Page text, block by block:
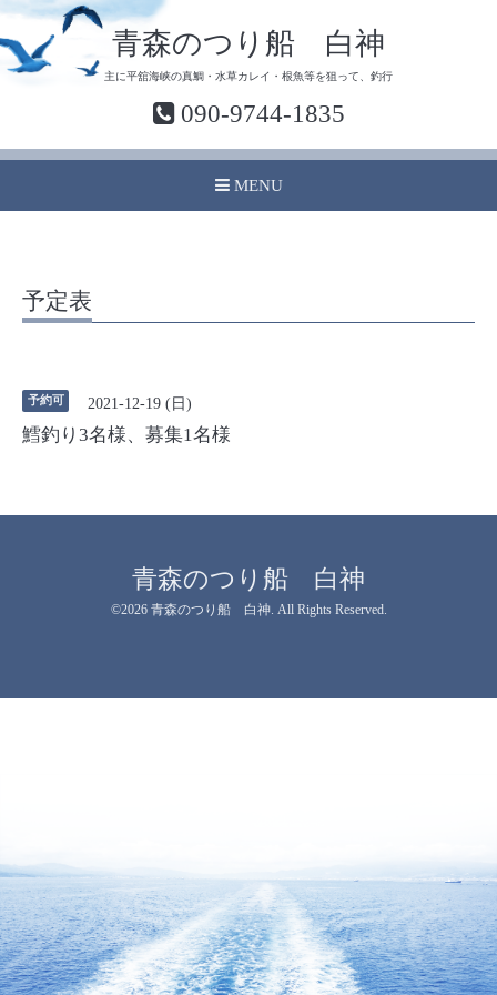
青森のつり船 白神
主に平舘海峡の真鯛・水草カレイ・根魚等を狙って、釣行
090-9744-1835
MENU
予定表
予約可 2021-12-19 (日)
鱈釣り3名様、募集1名様
青森のつり船 白神
©2026 青森のつり船 白神. All Rights Reserved.